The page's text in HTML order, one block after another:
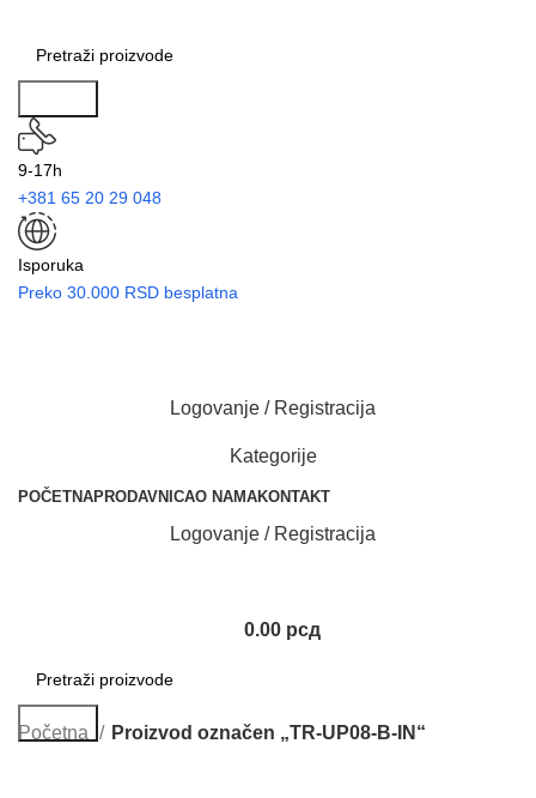
9-17h
+381 65 20 29 048
Isporuka
Preko 30.000 RSD besplatna
Logovanje / Registracija
Kategorije
POČETNAPRODAVNICAO NAMAKONTAKT
Logovanje / Registracija
0.00 рсд
Search
Početna Proizvod označen „TR-UP08-B-IN“